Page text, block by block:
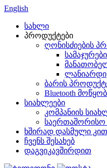
English
სახლი
პროდუქტები
ღონისძიების
სამაჯურები
ლანიარდი
ბარის
Bluetooth
სიახლეები
კომპანიის
საერთაშორისო
ხშირად დასმული
ჩვენს შესახებ
დაგვიკავშირდით